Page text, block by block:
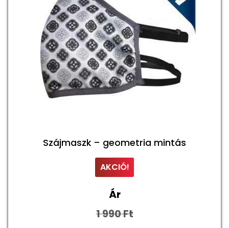
változatok
termékoldalon
ki
Szájmaszk – geometria mintás
AKCIÓ!
Ár
1 990Ft